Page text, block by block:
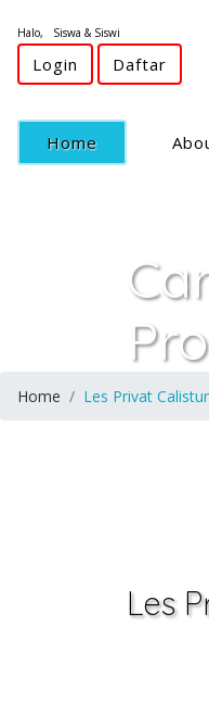
Halo, Siswa & Siswi
Login Daftar
Home(current)
Home Les Privat
Les